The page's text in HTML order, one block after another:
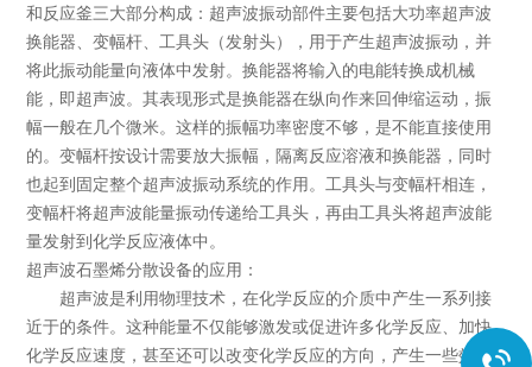
和反应釜三大部分构成：超声波振动部件主要包括大功率超声波
换能器、变幅杆、工具头（发射头），用于产生超声波振动，并
将此振动能量向液体中发射。换能器将输入的电能转换成机械
能，即超声波。其表现形式是换能器在纵向作来回伸缩运动，振
幅一般在几个微米。这样的振幅功率密度不够，是不能直接使用
的。变幅杆按设计需要放大振幅，隔离反应溶液和换能器，同时
也起到固定整个超声波振动系统的作用。工具头与变幅杆相连，
变幅杆将超声波能量振动传递给工具头，再由工具头将超声波能
量发射到化学反应液体中。
超声波石墨烯分散设备的应用：
超声波是利用物理技术，在化学反应的介质中产生一系列接
近于的条件。这种能量不仅能够激发或促进许多化学反应、加快
化学反应速度，甚至还可以改变化学反应的方向，产生一些效